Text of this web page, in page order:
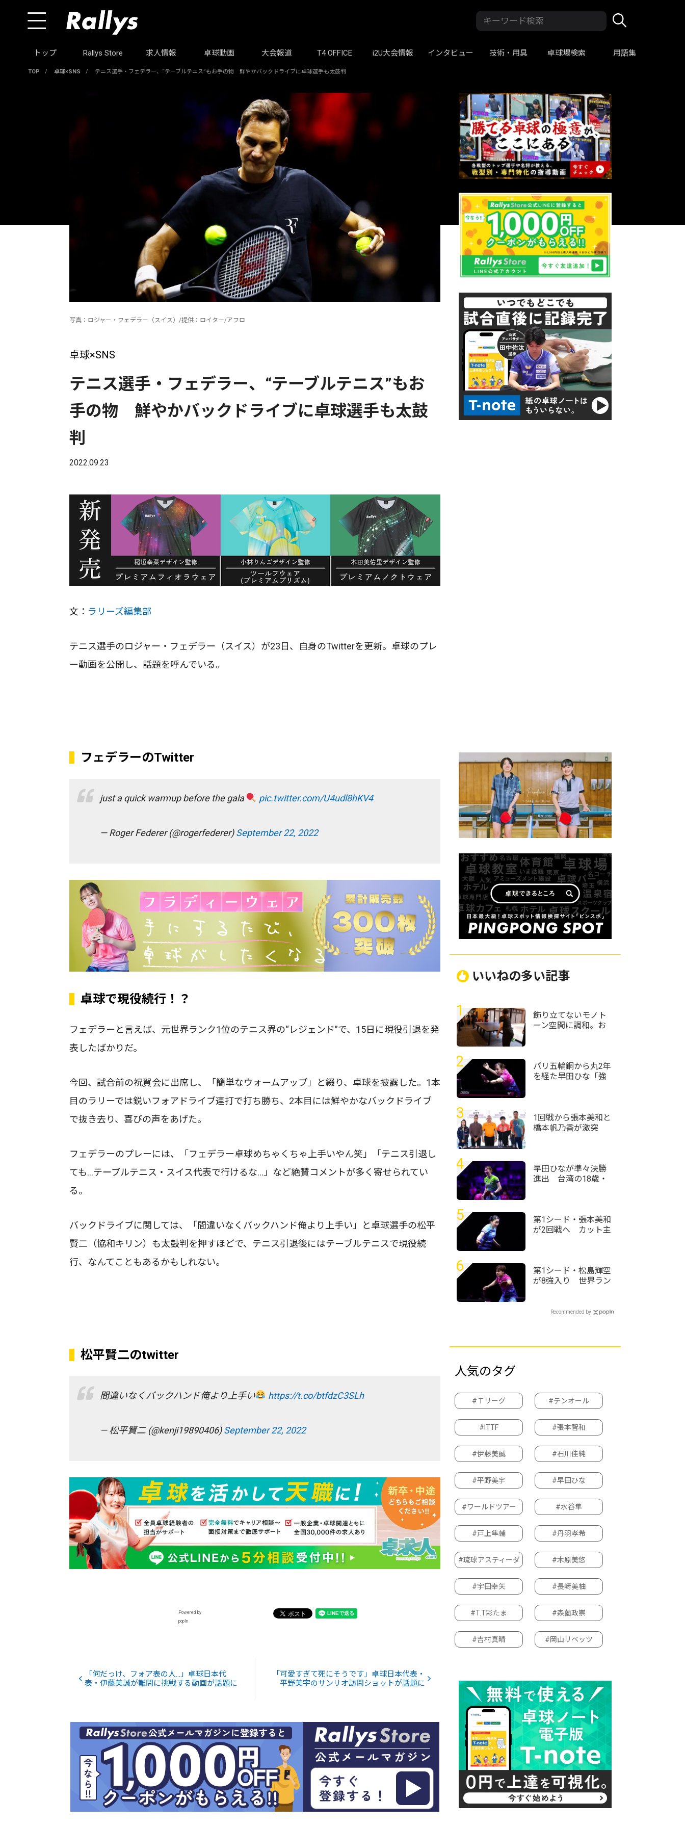
トップ Rallys Store 求人情報 卓球動画 大会報道 T4 OFFICE i2U大会情報 インタビュー 技術・用具 卓球場検索 用語集
TOP / 卓球×SNS / テニス選手・フェデラー、“テーブルテニス”もお手の物 鮮やかバックドライブに卓球選手も太鼓判
写真：ロジャー・フェデラー（スイス）/提供：ロイター/アフロ
卓球×SNS
テニス選手・フェデラー、“テーブルテニス”もお
手の物 鮮やかバックドライブに卓球選手も太鼓
判
2022.09.23
文： ラリーズ編集部
テニス選手のロジャー・フェデラー（スイス）が23日、自身のTwitterを更新。卓球のプレ
ー動画を公開し、話題を呼んでいる。
フェデラーのTwitter
just a quick warmup before the gala pic.twitter.com/U4udl8hKV4
— Roger Federer (@rogerfederer)September 22, 2022
卓球で現役続行！？
フェデラーと言えば、元世界ランク1位のテニス界の“レジェンド”で、15日に現役引退を発
表したばかりだ。
今回、試合前の祝賀会に出席し、「簡単なウォームアップ」と綴り、卓球を披露した。1本
目のラリーでは鋭いフォアドライブ連打で打ち勝ち、2本目には鮮やかなバックドライブ
で抜き去り、喜びの声をあげた。
フェデラーのプレーには、「フェデラー卓球めちゃくちゃ上手いやん笑」「テニス引退し
ても…テーブルテニス・スイス代表で行けるな…」など絶賛コメントが多く寄せられてい
る。
バックドライブに関しては、「間違いなくバックハンド俺より上手い」と卓球選手の松平
賢二（協和キリン）も太鼓判を押すほどで、テニス引退後にはテーブルテニスで現役続
行、なんてこともあるかもしれない。
松平賢二のtwitter
間違いなくバックハンド俺より上手い https://t.co/btfdzC3SLh
— 松平賢二 (@kenji19890406)September 22, 2022
Powered by
popIn
「何だっけ、フォア表の人…」卓球日本代
表・伊藤美誠が難問に挑戦する動画が話題に
「可愛すぎて死にそうです」卓球日本代表・
平野美宇のサンリオ訪問ショットが話題に
いいねの多い記事
1
飾り立てないモノト
ーン空間に調和。お
話
2
パリ五輪銅から丸2年
を経た早田ひな「強
オンズ横浜2026＞
3
1回戦から張本美和と
橋本帆乃香が激突
ンピオンズ横浜2026
＞
4
早田ひなが準々決勝
進出 台湾の18歳・
5
第1シード・張本美和
が2回戦へ カット主
ンズ横浜2026＞
6
第1シード・松島輝空
が8強入り 世界ラン
ンピオンズ横浜2026
Recommended by
人気のタグ
#Ｔリーグ #テンオール
#ITTF #張本智和
#伊藤美誠 #石川佳純
#平野美宇 #早田ひな
#ワールドツアー #水谷隼
#戸上隼輔 #丹羽孝希
#琉球アスティーダ #木原美悠
#宇田幸矢 #長﨑美柚
#T.T彩たま #森薗政崇
#吉村真晴 #岡山リベッツ